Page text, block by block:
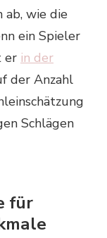
ab, wie die
ein Spieler
er in der
der Anzahl
Schlägen
für